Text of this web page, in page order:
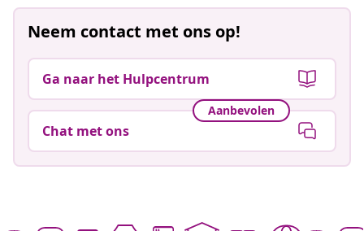
Neem contact met ons op!
Ga naar het Hulpcentrum
Aanbevolen
Chat met ons